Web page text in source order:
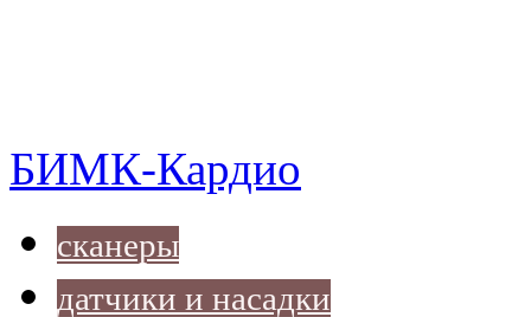
БИМК-Кардио
сканеры
датчики и насадки